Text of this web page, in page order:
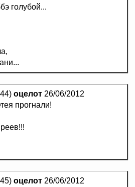
голубой...
оцелот 26/06/2012
прогнали!
оцелот 26/06/2012